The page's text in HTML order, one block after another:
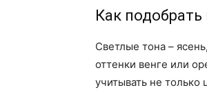
Как
Светлые тона –
оттенки венге или
учитывать не